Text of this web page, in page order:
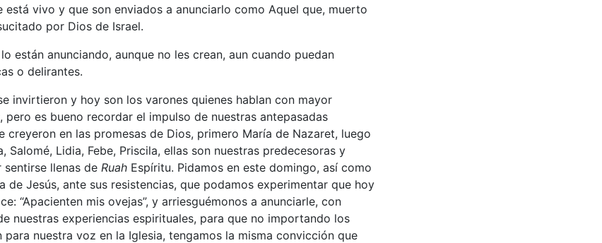
vivo y que son enviados a anunciarlo como Aquel que, muerto
por Dios de Israel.
están anunciando, aunque no les crean, aun cuando puedan
o delirantes.
invirtieron y hoy son los varones quienes hablan con mayor
pero es bueno recordar el impulso de nuestras antepasadas
creyeron en las promesas de Dios, primero María de Nazaret, luego
Salomé, Lidia, Febe, Priscila, ellas son nuestras predecesoras y
llenas de Ruah Espíritu. Pidamos en este domingo, así como
de Jesús, ante sus resistencias, que podamos experimentar que hoy
“Apacienten mis ovejas”, y arriesguémonos a anunciarle, con
nuestras experiencias espirituales, para que no importando los
para nuestra voz en la Iglesia, tengamos la misma convicción que